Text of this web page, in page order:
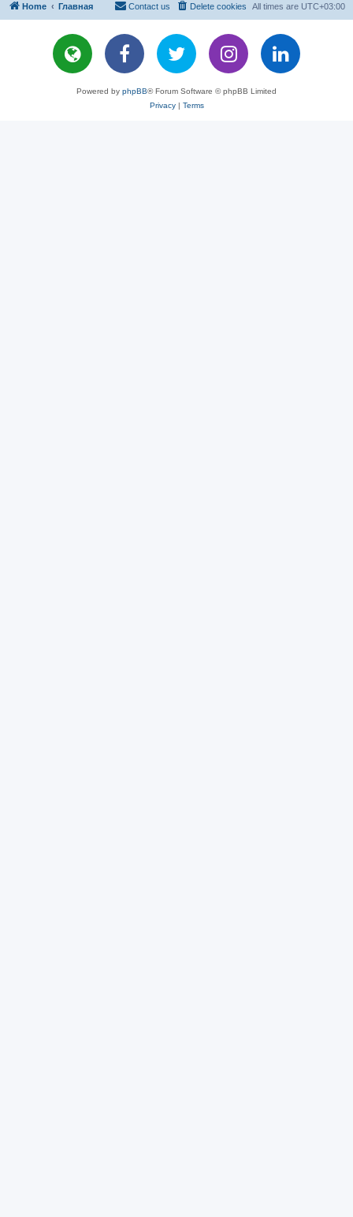
Home Главная All times are UTC+03:00
Delete cookies
Contact us
Powered by phpBB® Forum Software © phpBB Limited
Privacy| Terms